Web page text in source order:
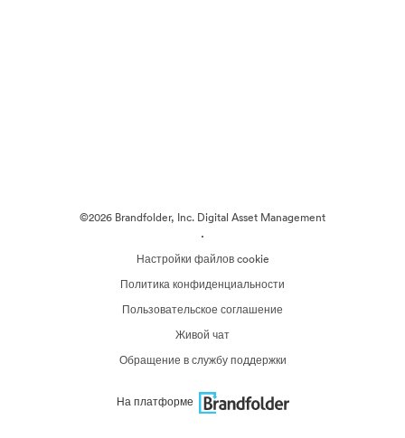
©2026 Brandfolder, Inc. Digital Asset Management
·
Настройки файлов cookie
Политика конфиденциальности
Пользовательское соглашение
Живой чат
Обращение в службу поддержки
На платформе